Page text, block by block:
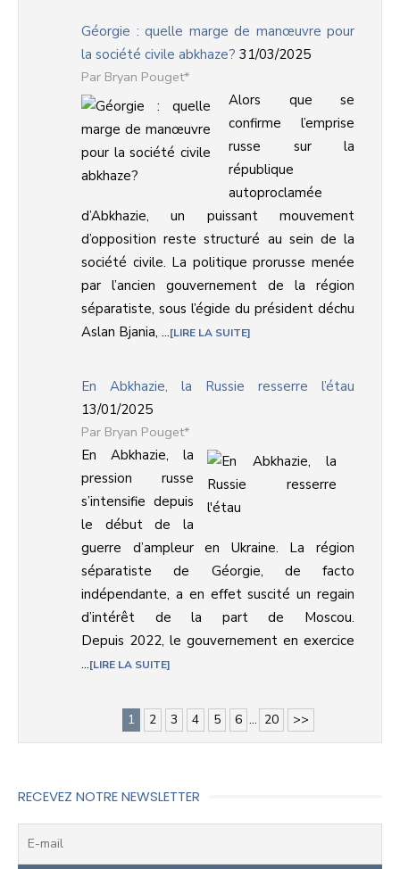
Géorgie : quelle marge de manœuvre pour
la société civile abkhaze? 31/03/2025
Bryan Pouget*
Alors que se
confirme l’emprise
russe sur la
république
autoproclamée
d’Abkhazie, un puissant mouvement
d’opposition reste structuré au sein de la
société civile. La politique prorusse menée
par l’ancien gouvernement de la région
séparatiste, sous l’égide du président déchu
Aslan Bjania, ... LIRE LA SUITE
En Abkhazie, la Russie resserre l’étau
13/01/2025
Bryan Pouget*
En Abkhazie, la
pression russe
s’intensifie depuis
le début de la
guerre d’ampleur en Ukraine. La région
séparatiste de Géorgie, de facto
indépendante, a en effet suscité un regain
d’intérêt de la part de Moscou.
Depuis 2022, le gouvernement en exercice
... LIRE LA SUITE
1 2 3 4 5 6 ... 20 >>
RECEVEZ NOTRE NEWSLETTER